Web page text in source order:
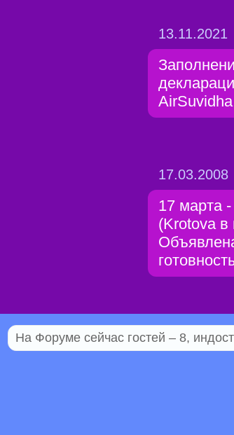
13.11.2021
17.03.2008
17 марта
(Krotova
На Форуме сейчас гостей – 8,